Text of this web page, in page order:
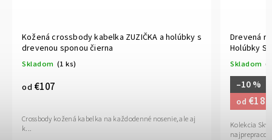
Kožená crossbody kabelka ZUZIČKA a holúbky s
drevenou sponou čierna
Skladom (1 ks)
od €107
Crossbody kožená kabelka na každodenné nosenie, ale aj
k...
Drevená
Holúbky
Skladom
–10 %
od €180
Kolekcia